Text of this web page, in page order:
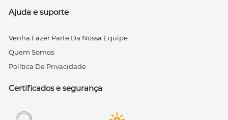
Ajuda e suporte
Venha Fazer Parte Da Nossa Equipe
Quem Somos
Política De Privacidade
Certificados e segurança